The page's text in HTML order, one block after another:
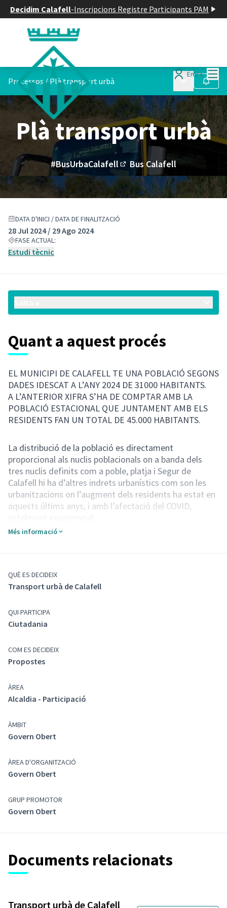
Decidim Calafell-Inscripcions Registre Participants PAM
Entra
Processos / Plà transport urbà Menú Seguir
Plà transport urbà
#BusUrbaCalafell
(Enllaç extern)
Bus Calafell
DATA D'INICI / DATA DE FINALITZACIÓ
28 Jul 2024 / 29 Ago 2024
FASE ACTUAL:
Estudi tècnic
Quant a aquest procés
EL MUNICIPI DE CALAFELL TE UNA POBLACIÓ SEGONS
DADES IDESCAT A L’ANY 2024 DE 31000 HABITANTS.
A L’ANTERIOR XIFRA S’HA DE COMPTAR AMB LA
POBLACIÓ ESTACIONAL QUE JUNTAMENT AMB ELS
RESIDENTS FAN UN TOTAL DE 45.000 HABITANTS.
La distribució de la població es directament
proporcional als nuclis poblacionals on a banda dels
tres nuclis definits com a poble, platja i Segur de
Calafell hi ha d’altres indrets urbanístics com son les
urbanitzacions on l’augment dels residents ha estat en
aquests últims anys, i amb l’afectació del COVID,
Enllaç a videoacta del Consell Territorial celebrat el
Més informació
QUÈ ES DECIDEIX
Transport urbà de Calafell
QUI PARTICIPA
Ciutadania
COM ES DECIDEIX
Propostes
ÀREA
Alcaldia - Participació
ÀMBIT
Govern Obert
ÀREA D'ORGANITZACIÓ
Govern Obert
GRUP PROMOTOR
Govern Obert
Documents relacionats
Transport urbà de Calafell